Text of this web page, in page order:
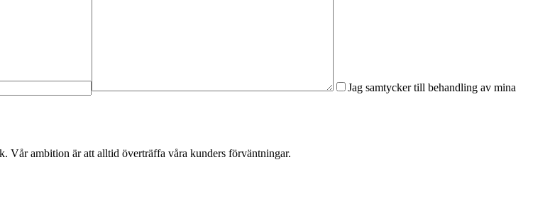
Jag samtycker till behandling av mina
Vår ambition är att alltid överträffa våra kunders förväntningar.